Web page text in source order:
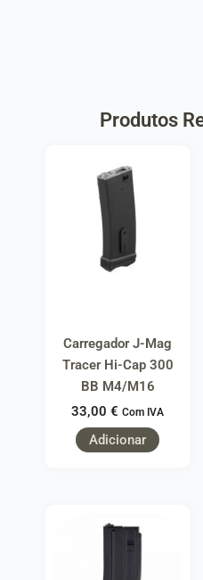
Produtos
Carregador J-Mag
Tracer Hi-Cap 300
BB M4/M16
33,00 € Com IVA
Adicionar